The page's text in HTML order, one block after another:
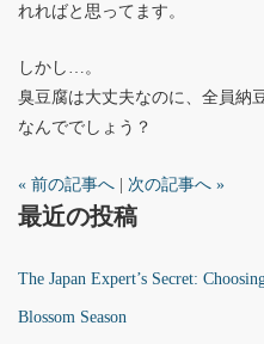
れればと思ってます。
しかし…。
臭豆腐は大丈夫なのに、全員納
なんででしょう？
« 前の記事へ 次の記事へ »
最近の投稿
The Japan Expert’s Secret:
Blossom Season